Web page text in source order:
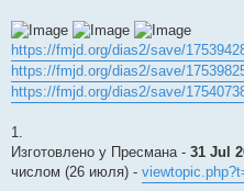
https://fmjd.org/dias2/save/
https://fmjd.org/dias2/save/
https://fmjd.org/dias2/save/
1.
Изготовлено у Пресмана - 31 Jul
числом (26 июля) -